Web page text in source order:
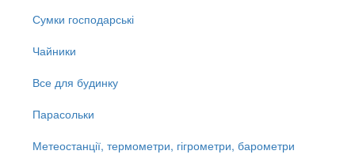
Сумки господарські
Чайники
Все для будинку
Парасольки
Метеостанції, термометри, гігрометри, барометри